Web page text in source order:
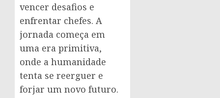
vencer desafios e
enfrentar chefes. A
jornada começa em
uma era primitiva,
onde a humanidade
tenta se reerguer e
forjar um novo futuro.